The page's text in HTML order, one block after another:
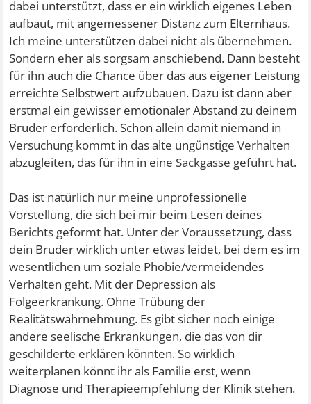
dabei unterstützt, dass er ein wirklich eigenes Leben
aufbaut, mit angemessener Distanz zum Elternhaus.
Ich meine unterstützen dabei nicht als übernehmen.
Sondern eher als sorgsam anschiebend. Dann besteht
für ihn auch die Chance über das aus eigener Leistung
erreichte Selbstwert aufzubauen. Dazu ist dann aber
erstmal ein gewisser emotionaler Abstand zu deinem
Bruder erforderlich. Schon allein damit niemand in
Versuchung kommt in das alte ungünstige Verhalten
abzugleiten, das für ihn in eine Sackgasse geführt hat.
Das ist natürlich nur meine unprofessionelle
Vorstellung, die sich bei mir beim Lesen deines
Berichts geformt hat. Unter der Voraussetzung, dass
dein Bruder wirklich unter etwas leidet, bei dem es im
wesentlichen um soziale Phobie/vermeidendes
Verhalten geht. Mit der Depression als
Folgeerkrankung. Ohne Trübung der
Realitätswahrnehmung. Es gibt sicher noch einige
andere seelische Erkrankungen, die das von dir
geschilderte erklären könnten. So wirklich
weiterplanen könnt ihr als Familie erst, wenn
Diagnose und Therapieempfehlung der Klinik stehen.